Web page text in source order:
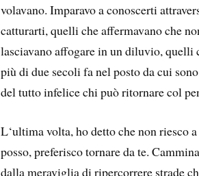
volavano. Imparavo a conoscerti
catturarti, quelli che affermavano che
lasciavano affogare in un diluvio, quelli
più di due secoli fa nel posto da cui
del tutto infelice chi può ritornare col
L‘ultima volta, ho detto che non riesco
posso, preferisco tornare da te.
dalla meraviglia di ripercorrere strade